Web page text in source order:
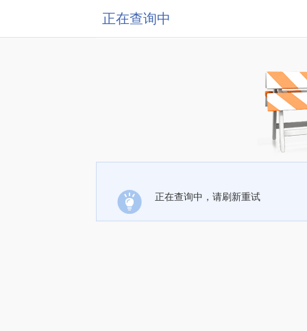
正在查询中
正在查询中，请刷新重试